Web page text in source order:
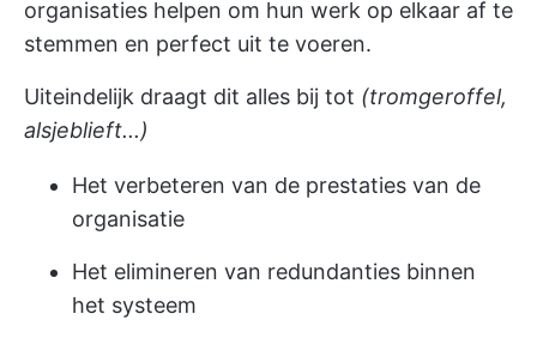
organisaties helpen om hun werk op elkaar af te
stemmen en perfect uit te voeren.
Uiteindelijk draagt dit alles bij tot (tromgeroffel,
alsjeblieft...)
Het verbeteren van de prestaties van de
organisatie
Het elimineren van redundanties binnen
het systeem